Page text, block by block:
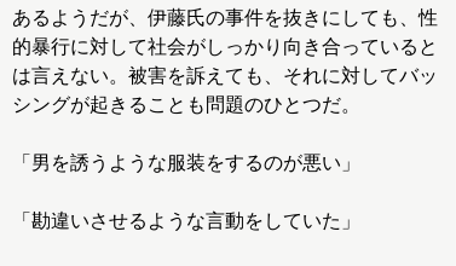
あるようだが、伊藤氏の事件を抜きにしても、性
的暴行に対して社会がしっかり向き合っていると
は言えない。被害を訴えても、それに対してバッ
シングが起きることも問題のひとつだ。
「男を誘うような服装をするのが悪い」
「勘違いさせるような言動をしていた」